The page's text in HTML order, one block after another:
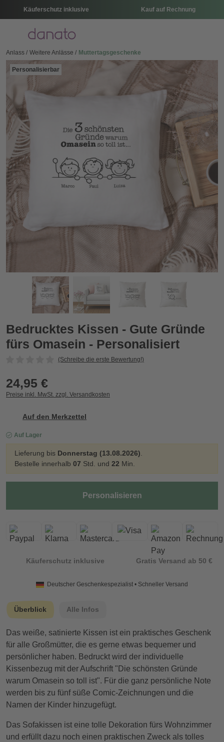
Käuferschutz inklusive Kauf auf Rechnung
Menü
Anlass Weitere Anlässe Muttertagsgeschenke
Personalisierbar
Bedrucktes Kissen - Gute Gründe fürs Omasein -
Zurück
Bedrucktes Kissen - Gute Gründe
fürs Omasein - Personalisiert
(Schreibe die erste Bewertung!)
24,95 €
Preise inkl. MwSt. zzgl. Versandkosten
Auf den Merkzettel
Auf Lager
Lieferung bis Donnerstag (13.08.2026).
Bestelle innerhalb 07 Std. und 22 Min.
Personalisieren
Käuferschutz inklusive Gratis Versand ab 50 €
Deutscher Geschenkespezialist • Schneller Versand
Überblick Alle Infos
Das weiße, satinierte Kissen ist ein praktisches Geschenk
für alle Großmütter, die es gerne etwas bequemer und
persönlicher haben. Bedruckt wird der individuelle
Kissenbezug mit der Aufschrift "Die schönsten Gründe
warum Omasein so toll ist". Für die ganz persönliche Note
werden bis zu fünf süße Comic-Zeichnungen und die
Namen der Kinder hinzugefügt.
Das Sofakissen ist eine tolle Dekoration fürs Wohnzimmer
und erfüllt dazu noch einen praktischen Zweck als tolles